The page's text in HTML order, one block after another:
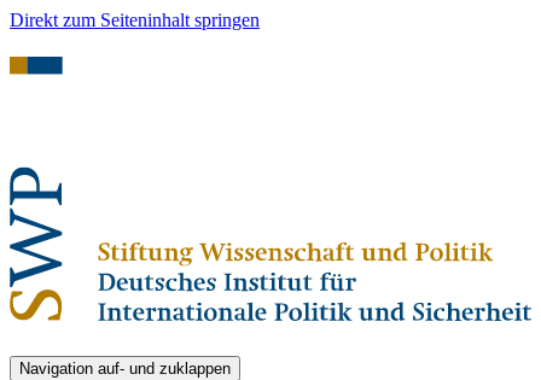
Direkt zum Seiteninhalt springen
Navigation auf- und zuklappen